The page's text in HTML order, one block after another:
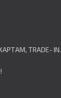
TRADE- IN.